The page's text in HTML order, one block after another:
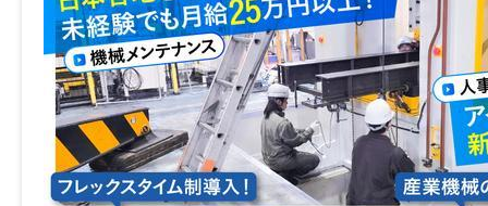
（例）①6:00～15:00 ②7:00～16:00
休憩時間
60分
就業日